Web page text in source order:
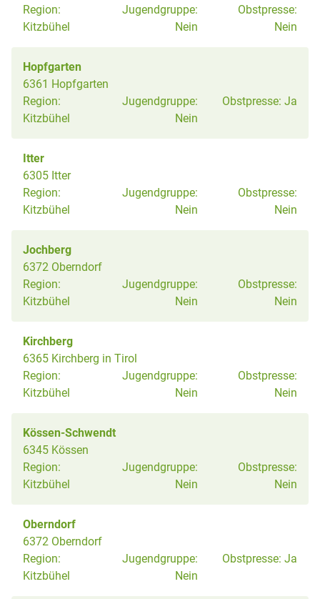
Region:
Kitzbühel
Jugendgruppe:
Nein
Obstpresse:
Nein
Hopfgarten
6361 Hopfgarten
Region:
Kitzbühel
Jugendgruppe:
Nein
Obstpresse: Ja
Itter
6305 Itter
Region:
Kitzbühel
Jugendgruppe:
Nein
Obstpresse:
Nein
Jochberg
6372 Oberndorf
Region:
Kitzbühel
Jugendgruppe:
Nein
Obstpresse:
Nein
Kirchberg
6365 Kirchberg in Tirol
Region:
Kitzbühel
Jugendgruppe:
Nein
Obstpresse:
Nein
Kössen-Schwendt
6345 Kössen
Region:
Kitzbühel
Jugendgruppe:
Nein
Obstpresse:
Nein
Oberndorf
6372 Oberndorf
Region:
Kitzbühel
Jugendgruppe:
Nein
Obstpresse: Ja